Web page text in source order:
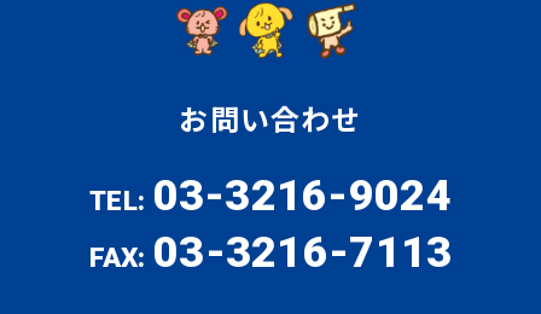
お問い合わせ
TEL: 03-3216-9024
FAX: 03-3216-7113